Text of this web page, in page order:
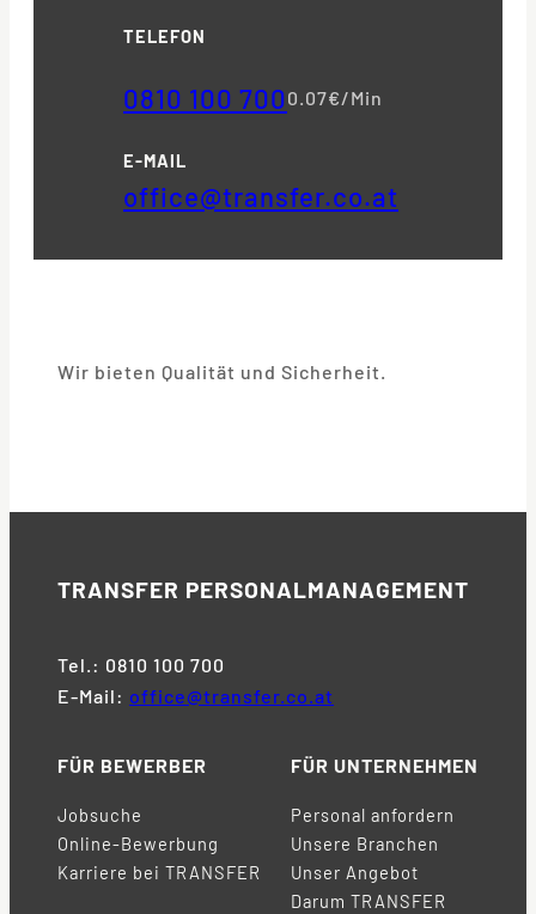
TELEFON
0810 100 7000.07€/Min
E-MAIL
office@transfer.co.at
Wir bieten Qualität und Sicherheit.
TRANSFER PERSONALMANAGEMENT
Tel.: 0810 100 700
E-Mail: office@transfer.co.at
FÜR BEWERBER
Jobsuche
Online-Bewerbung
Karriere bei TRANSFER
FÜR UNTERNEHMEN
Personal anfordern
Unsere Branchen
Unser Angebot
Darum TRANSFER